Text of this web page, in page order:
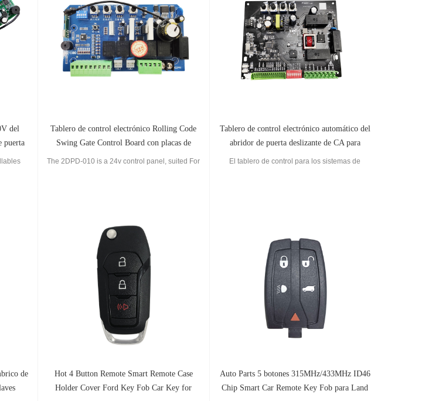
del
puerta
Tablero de control electrónico Rolling Code
Swing Gate Control Board con placas de
circuito PCB de 220 V CA
The 2DPD-010 is a 24v control panel, suited For
Tablero de control electrónico automático del
abridor de puerta deslizante de CA para
puerta corrediza
El tablero de control para los sistemas de
de
Hot 4 Button Remote Smart Remote Case
Holder Cover Ford Key Fob Car Key for
Auto Parts 5 botones 315MHz/433MHz ID46
Chip Smart Car Remote Key Fob para Land